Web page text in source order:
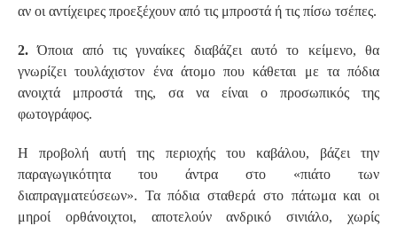
αν οι αντίχειρες προεξέχουν από τις μπροστά ή τις πίσω τσέπες.
2.Όποια από τις γυναίκες διαβάζει αυτό το κείμενο, θα
γνωρίζει τουλάχιστον ένα άτομο που κάθεται με τα πόδια
ανοιχτά μπροστά της, σα να είναι ο προσωπικός της
φωτογράφος.
Η προβολή αυτή της περιοχής του καβάλου, βάζει την
παραγωγικότητα του άντρα στο «πιάτο των
διαπραγματεύσεων». Τα πόδια σταθερά στο πάτωμα και οι
μηροί ορθάνοιχτοι, αποτελούν ανδρικό σινιάλο, χωρίς